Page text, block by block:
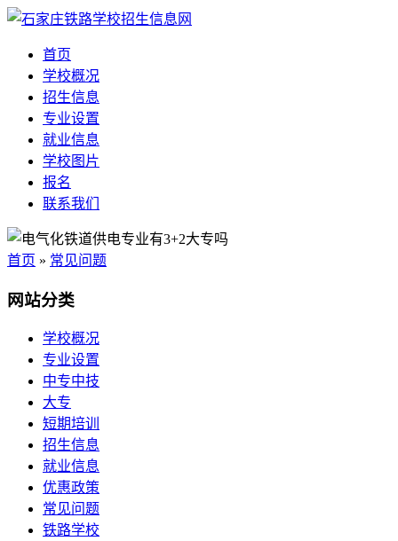
首页
学校概况
招生信息
专业设置
就业信息
学校图片
报名
联系我们
首页 » 常见问题
网站分类
学校概况
专业设置
中专中技
大专
短期培训
招生信息
就业信息
优惠政策
常见问题
铁路学校